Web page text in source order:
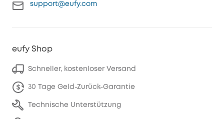
support@eufy.com
eufy Shop
Schneller, kostenloser Versand
30 Tage Geld-Zurück-Garantie
Technische Unterstützung